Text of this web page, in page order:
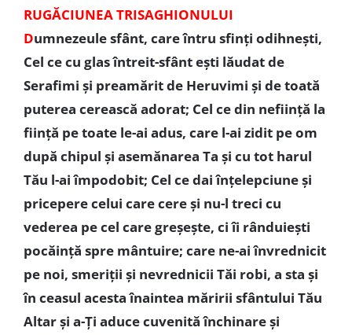
RUGĂCIUNEA TRISAGHIONULUI
Dumnezeule sfânt, care întru sfinți odihnești,
Cel ce cu glas întreit-sfânt ești lăudat de
Serafimi și preamărit de Heruvimi și de toată
puterea cerească adorat; Cel ce din neființă la
ființă pe toate le-ai adus, care l-ai zidit pe om
după chipul și asemănarea Ta și cu tot harul
Tău l-ai împodobit; Cel ce dai înțelepciune și
pricepere celui care cere și nu-l treci cu
vederea pe cel care greșește, ci îi rânduiești
pocăință spre mântuire; care ne-ai învrednicit
pe noi, smeriții și nevrednicii Tăi robi, a sta și
în ceasul acesta înaintea măririi sfântului Tău
Altar și a-Ți aduce cuvenită închinare și